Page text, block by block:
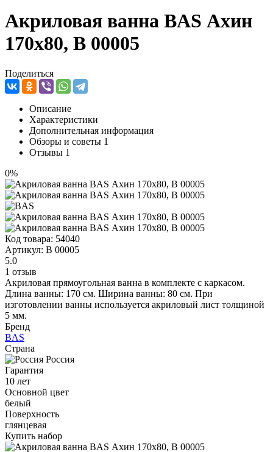
Акриловая ванна BAS Ахин
170x80, В 00005
Поделиться
Описание
Характеристики
Дополнительная информация
Обзоры и советы 1
Отзывы 1
0%
Код товара: 54040
Артикул: В 00005
5.0
1 отзыв
Акриловая прямоугольная ванна в комплекте с каркасом.
Длина ванны: 170 см. Ширина ванны: 80 см. При
изготовлении ванны используется акриловый лист толщиной
5 мм.
Бренд
BAS
Страна
Россия
Гарантия
10 лет
Основной цвет
белый
Поверхность
глянцевая
Купить набор